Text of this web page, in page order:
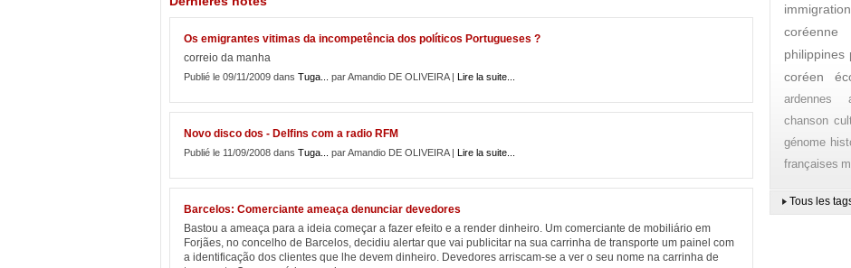
Os emigrantes vitimas da incompetência dos políticos Portugueses ?
correio da manha
Publié le 09/11/2009 dans Tuga... par Amandio DE OLIVEIRA | Lire la suite...
Novo disco dos - Delfins com a radio RFM
Publié le 11/09/2008 dans Tuga... par Amandio DE OLIVEIRA | Lire la suite...
Barcelos: Comerciante ameaça denunciar devedores
Bastou a ameaça para a ideia começar a fazer efeito e a render dinheiro. Um comerciante de mobiliário em
Forjães, no concelho de Barcelos, decidiu alertar que vai publicitar na sua carrinha de transporte um painel com
a identificação dos clientes que lhe devem dinheiro. Devedores arriscam-se a ver o seu nome na carrinha de
immigration
coréenne
philippines
coréen
ardennes
chanson
génome
françaises
Tous les